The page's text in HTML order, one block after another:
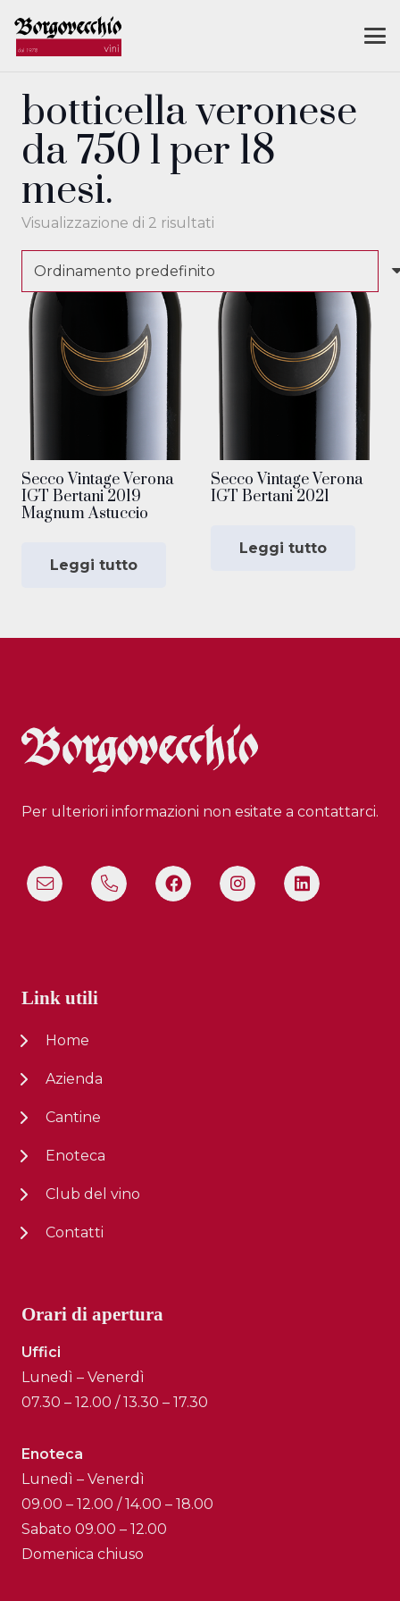
botticella veronese
da 750 l per 18
mesi.
Visualizzazione di 2 risultati
Secco Vintage Verona
IGT Bertani 2019
Magnum Astuccio
Leggi tutto
Secco Vintage Verona
IGT Bertani 2021
Leggi tutto
Per ulteriori informazioni non esitate a contattarci.
Link utili
Home
Azienda
Cantine
Enoteca
Club del vino
Contatti
Orari di apertura
Uffici
Lunedì – Venerdì
07.30 – 12.00 / 13.30 – 17.30
Enoteca
Lunedì – Venerdì
09.00 – 12.00 / 14.00 – 18.00
Sabato 09.00 – 12.00
Domenica chiuso